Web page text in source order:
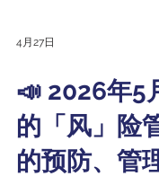
📣 2026年5
的「风」